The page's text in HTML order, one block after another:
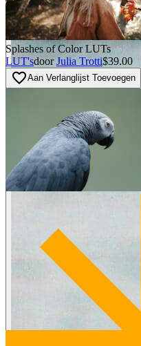
BEFORE
arrow_back_ios
arrow_forward_ios
AFTER
Splashes of Color LUTs
LUT'sdoor Julia Trotti$39.00
favorite_borderAan Verlanglijst Toevoegen